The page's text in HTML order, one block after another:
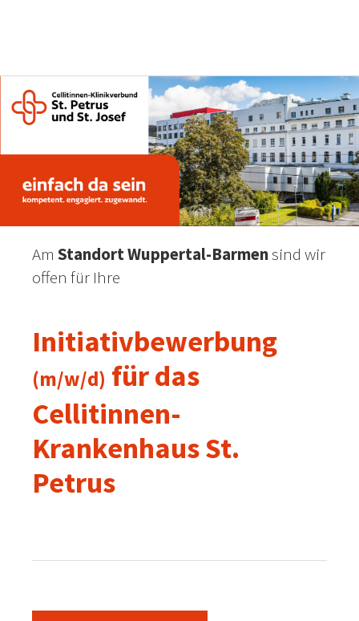
Am Standort Wuppertal-Barmensind wir
offen für Ihre
Initiativbewerbung
(m/w/d) für das
Cellitinnen-
Krankenhaus St.
Petrus